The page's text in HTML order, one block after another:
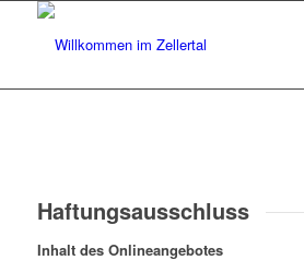
Haftungsausschluss
Inhalt des Onlineangebotes